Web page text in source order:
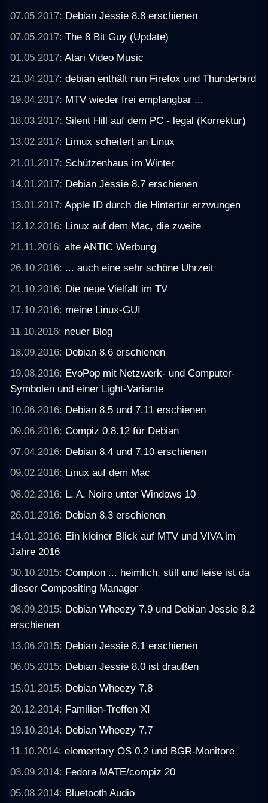
07.05.2017: Debian Jessie 8.8 erschienen
07.05.2017:The 8 Bit Guy (Update)
01.05.2017:Atari Video Music
21.04.2017:debian enthält nun Firefox und Thunderbird
19.04.2017: MTV wieder frei empfangbar ...
18.03.2017: Silent Hill auf dem PC - legal (Korrektur)
13.02.2017: Limux scheitert an Linux
21.01.2017: Schützenhaus im Winter
14.01.2017: Debian Jessie 8.7 erschienen
13.01.2017:Apple ID durch die Hintertür erzwungen
12.12.2016: Linux auf dem Mac, die zweite
21.11.2016:alte ANTIC Werbung
26.10.2016: ... auch eine sehr schöne Uhrzeit
21.10.2016: Die neue Vielfalt im TV
17.10.2016: meine Linux-GUI
11.10.2016: neuer Blog
18.09.2016: Debian 8.6 erschienen
19.08.2016: EvoPop mit Netzwerk- und Computer-
Symbolen und einer Light-Variante
10.06.2016: Debian 8.5 und 7.11 erschienen
09.06.2016:Compiz 0.8.12 für Debian
07.04.2016: Debian 8.4 und 7.10 erschienen
09.02.2016: Linux auf dem Mac
08.02.2016: L. A. Noire unter Windows 10
26.01.2016: Debian 8.3 erschienen
14.01.2016: Ein kleiner Blick auf MTV und VIVA im
Jahre 2016
30.10.2015:Compton ... heimlich, still und leise ist da
dieser Compositing Manager
08.09.2015: Debian Wheezy 7.9 und Debian Jessie 8.2
erschienen
13.06.2015: Debian Jessie 8.1 erschienen
06.05.2015: Debian Jessie 8.0 ist draußen
15.01.2015: Debian Wheezy 7.8
20.12.2014: Familien-Treffen XI
19.10.2014: Debian Wheezy 7.7
11.10.2014:elementary OS 0.2 und BGR-Monitore
03.09.2014: Fedora MATE/compiz 20
05.08.2014: Bluetooth Audio